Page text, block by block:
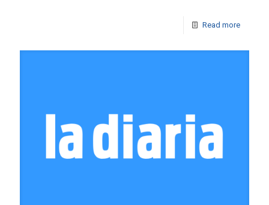
Read more